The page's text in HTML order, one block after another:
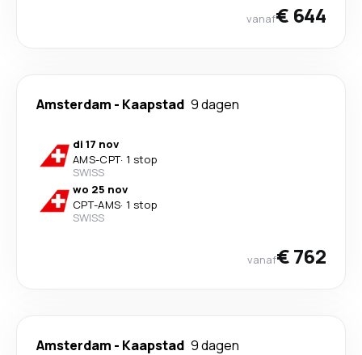
vanaf€ 644
Amsterdam - Kaapstad 9 dagen
di 17 nov
AMS-CPT· 1 stop
SWISS
wo 25 nov
CPT-AMS· 1 stop
SWISS
vanaf€ 762
Amsterdam - Kaapstad 9 dagen